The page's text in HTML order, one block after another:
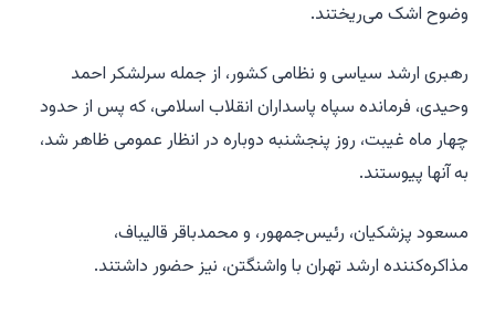
وضوح اشک می‌ریختند.
رهبری ارشد سیاسی و نظامی کشور، از جمله سرلشکر احمد
وحیدی، فرمانده سپاه پاسداران انقلاب اسلامی، که پس از حدود
چهار ماه غیبت، روز پنجشنبه دوباره در انظار عمومی ظاهر شد،
به آنها پیوستند.
مسعود پزشکیان، رئیس‌جمهور، و محمدباقر قالیباف،
مذاکره‌کننده ارشد تهران با واشنگتن، نیز حضور داشتند.